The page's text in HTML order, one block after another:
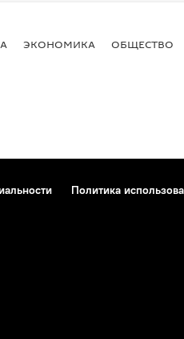
ЭКОНОМИКА ОБЩЕСТВО
Политика